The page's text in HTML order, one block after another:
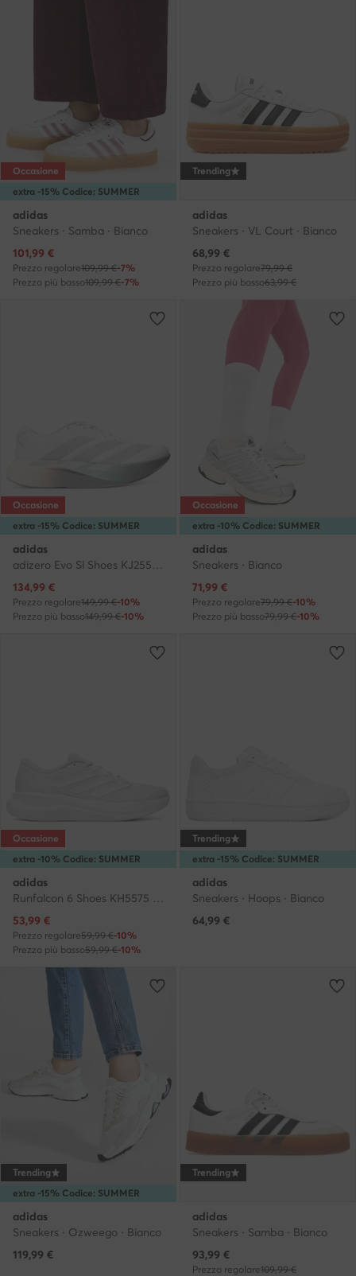
extra -15% Codice: SUMMER
Occasione
adidas
Sneakers · Samba · Bianco
Prezzo attuale
101,99 €
Prezzo regolare109,99 €-7%
Prezzo più basso109,99 €-7%
Trending
adidas
Sneakers · VL Court · Bianco
Prezzo attuale
68,99 €
Prezzo regolare79,99 €
Prezzo più basso63,99 €
extra -15% Codice: SUMMER
Occasione
adidas
Prezzo attuale
134,99 €
Prezzo regolare149,99 €-10%
Prezzo più basso149,99 €-10%
extra -10% Codice: SUMMER
Occasione
adidas
Sneakers · Bianco
Prezzo attuale
71,99 €
Prezzo regolare79,99 €-10%
Prezzo più basso79,99 €-10%
extra -10% Codice: SUMMER
Occasione
adidas
Runfalcon 6 Shoes KH5575 · Scarpe running
Prezzo attuale
53,99 €
Prezzo regolare59,99 €-10%
Prezzo più basso59,99 €-10%
extra -15% Codice: SUMMER
Trending
adidas
Sneakers · Hoops · Bianco
64,99 €
extra -15% Codice: SUMMER
Trending
adidas
Sneakers · Ozweego · Bianco
119,99 €
Trending
adidas
Sneakers · Samba · Bianco
Prezzo attuale
93,99 €
Prezzo regolare109,99 €